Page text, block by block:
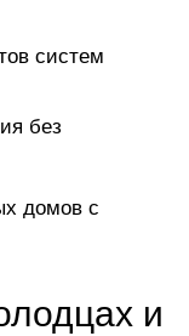
систем
без
домов с
и